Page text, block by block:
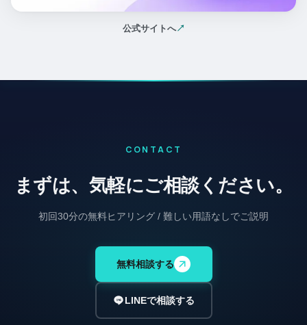
公式サイトへ↗
（新しいタブで開く）
CONTACT
まずは、気軽にご相談ください。
初回30分の無料ヒアリング / 難しい用語なしでご説明
無料相談する
LINEで相談する